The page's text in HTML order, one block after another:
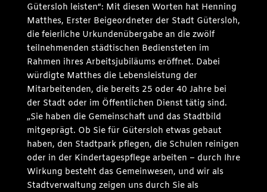
Gütersloh leisten“: Mit diesen Worten hat Henning
Matthes, Erster Beigeordneter der Stadt Gütersloh,
die feierliche Urkundenübergabe an die zwölf
teilnehmenden städtischen Bediensteten im
Rahmen ihres Arbeitsjubiläums eröffnet. Dabei
würdigte Matthes die Lebensleistung der
Mitarbeitenden, die bereits 25 oder 40 Jahre bei
der Stadt oder im Öffentlichen Dienst tätig sind.
„Sie haben die Gemeinschaft und das Stadtbild
mitgeprägt. Ob Sie für Gütersloh etwas gebaut
haben, den Stadtpark pflegen, die Schulen reinigen
oder in der Kindertagespflege arbeiten – durch Ihre
Wirkung besteht das Gemeinwesen, und wir als
Stadtverwaltung zeigen uns durch Sie als